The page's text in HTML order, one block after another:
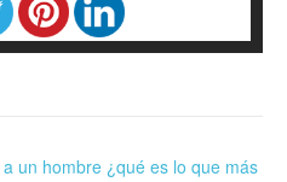
un hombre ¿qué es lo que más